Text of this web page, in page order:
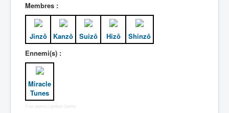
Membres :
Jinzô Kanzô Suizô Hizô
Shinzô
Ennemi(s) :
Miracle
Tunes
Free Joomla Lightbox Gallery